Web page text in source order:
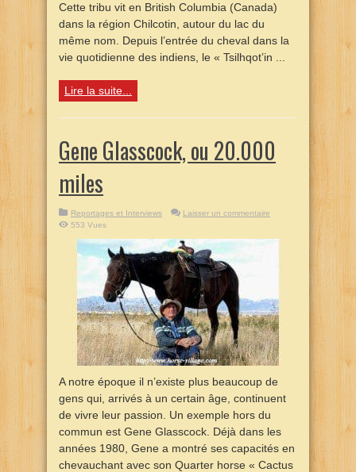
Cette tribu vit en British Columbia (Canada)
dans la région Chilcotin, autour du lac du
même nom. Depuis l’entrée du cheval dans la
vie quotidienne des indiens, le « Tsilhqot’in ...
Lire la suite...
Gene Glasscock, ou 20.000
miles
Reportages et Interviews
Laisser un commentaire
553 Vues
A notre époque il n’existe plus beaucoup de
gens qui, arrivés à un certain âge, continuent
de vivre leur passion. Un exemple hors du
commun est Gene Glasscock. Déjà dans les
années 1980, Gene a montré ses capacités en
chevauchant avec son Quarter horse « Cactus